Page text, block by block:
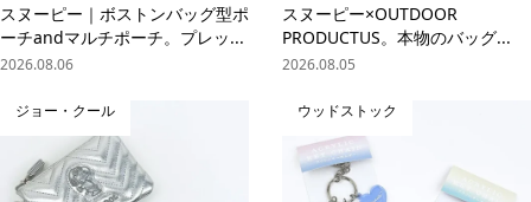
スヌーピー｜ボストンバッグ型ポ
ーチandマルチポーチ。プレッ...
2026.08.06
スヌーピー×OUTDOOR
PRODUCTUS。本物のバッグ...
2026.08.05
ジョー・クール ウッドストック